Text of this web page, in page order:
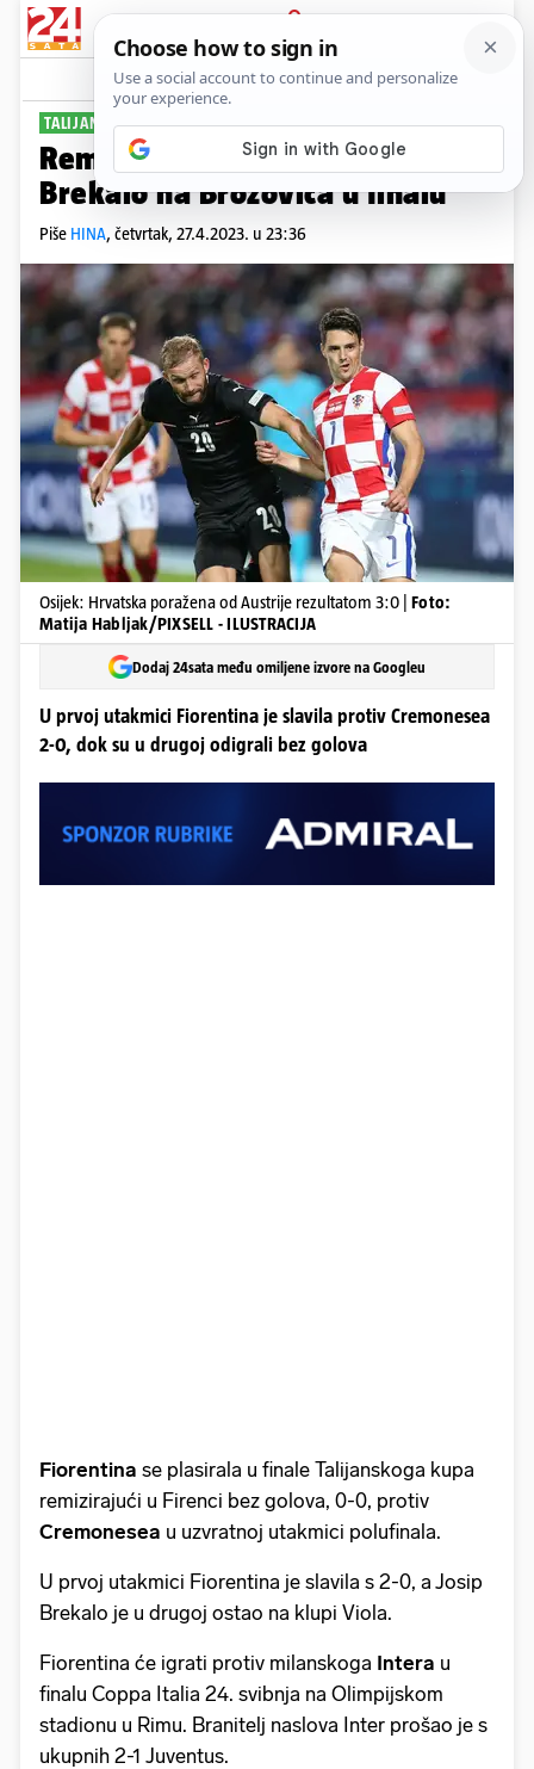
PRIJAVA
Sport Komentari
TALIJANSKI KUP
Remi 'viola' s Cremoneseom,
Brekalo na Brozovića u finalu
Piše HINA, četvrtak, 27.4.2023. u 23:36
Osijek: Hrvatska poražena od Austrije rezultatom 3:0 | Foto:
Matija Habljak/PIXSELL - ILUSTRACIJA
Dodaj 24sata među omiljene izvore na Googleu
U prvoj utakmici Fiorentina je slavila protiv Cremonesea
2-0, dok su u drugoj odigrali bez golova
Fiorentina se plasirala u finale Talijanskoga kupa
remizirajući u Firenci bez golova, 0-0, protiv
Cremonesea u uzvratnoj utakmici polufinala.
U prvoj utakmici Fiorentina je slavila s 2-0, a Josip
Brekalo je u drugoj ostao na klupi Viola.
Fiorentina će igrati protiv milanskoga Intera u
finalu Coppa Italia 24. svibnja na Olimpijskom
stadionu u Rimu. Branitelj naslova Inter prošao je s
ukupnih 2-1 Juventus.